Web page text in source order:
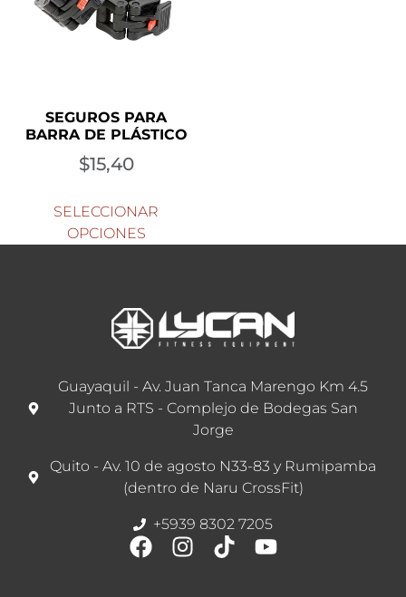
SEGUROS PARA
BARRA DE PLÁSTICO
$15,40
SELECCIONAR
OPCIONES
Guayaquil - Av. Juan Tanca Marengo Km 4.5
Junto a RTS - Complejo de Bodegas San
Jorge
Quito - Av. 10 de agosto N33-83 y Rumipamba
(dentro de Naru CrossFit)
+5939 8302 7205